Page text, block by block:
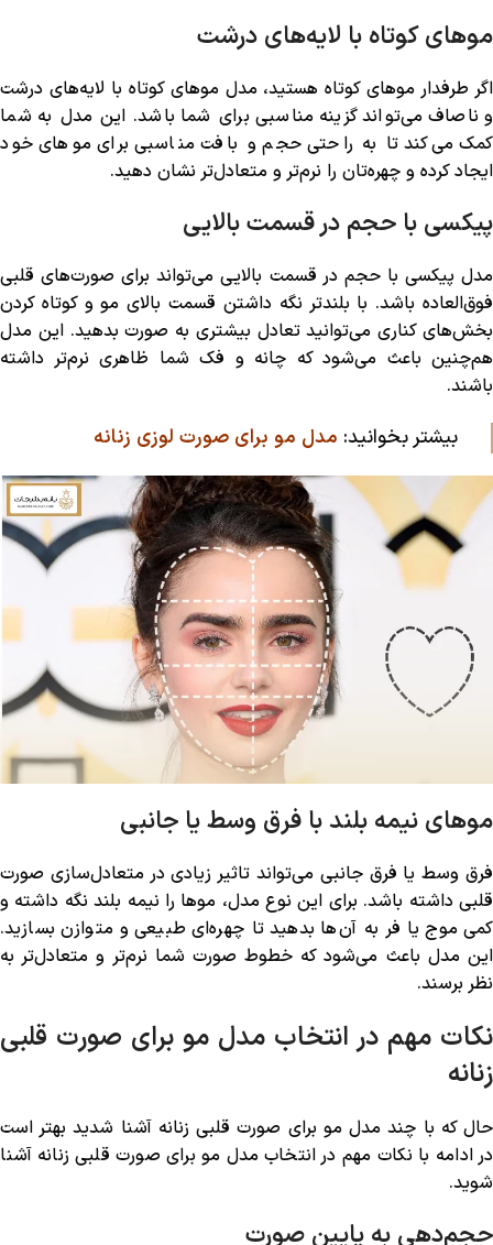
موهای کوتاه با لایه‌های درشت
اگر طرفدار موهای کوتاه هستید، مدل موهای کوتاه با لایه‌های درشت
و ناصاف می‌تواند گزینه مناسبی برای شما باشد. این مدل به شما
کمک می‌کند تا به راحتی حجم و بافت مناسبی برای موهای خود
ایجاد کرده و چهره‌تان را نرم‌تر و متعادل‌تر نشان دهید.
پیکسی با حجم در قسمت بالایی
مدل پیکسی با حجم در قسمت بالایی می‌تواند برای صورت‌های قلبی
فوق‌العاده باشد. با بلندتر نگه داشتن قسمت بالای مو و کوتاه کردن
بخش‌های کناری می‌توانید تعادل بیشتری به صورت بدهید. این مدل
هم‌چنین باعث می‌شود که چانه و فک شما ظاهری نرم‌تر داشته
باشند.
بیشتر بخوانید: مدل مو برای صورت لوزی زنانه
موهای نیمه بلند با فرق وسط یا جانبی
فرق وسط یا فرق جانبی می‌تواند تاثیر زیادی در متعادل‌سازی صورت
قلبی داشته باشد. برای این نوع مدل، موها را نیمه بلند نگه داشته و
کمی موج یا فر به آن‌ها بدهید تا چهره‌ای طبیعی و متوازن بسازید.
این مدل باعث می‌شود که خطوط صورت شما نرم‌تر و متعادل‌تر به
نظر برسند.
نکات مهم در انتخاب مدل مو برای صورت قلبی
زنانه
حال که با چند مدل مو برای صورت قلبی زنانه آشنا شدید بهتر است
در ادامه با نکات مهم در انتخاب مدل مو برای صورت قلبی زنانه آشنا
شوید.
حجم‌دهی به پایین صورت